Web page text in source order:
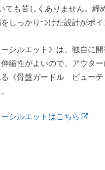
ても苦しくありません。
しっかりつけた設計がポイ
シルエット》は、独自に
縮性がよいので、アウタ
《骨盤ガードル ビュー
シルエットはこちら